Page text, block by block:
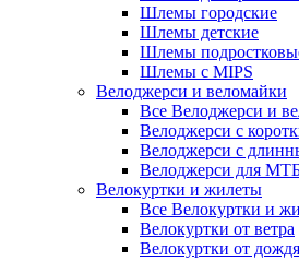
Шлемы городские
Шлемы детские
Шлемы
Шлемы с MIPS
Велоджерси и веломайки
Все Велоджерси и
Велоджерси с
Велоджерси с
Велоджерси для
Велокуртки и жилеты
Все Велокуртки и
Велокуртки от ветра
Велокуртки от дождя